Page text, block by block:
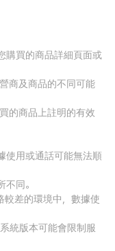
購買的商品詳細頁面或
商及商品的不同可能
的商品上註明的有效
使用或通話可能無法順
同。
較差的環境中，數據使
統版本可能會限制服